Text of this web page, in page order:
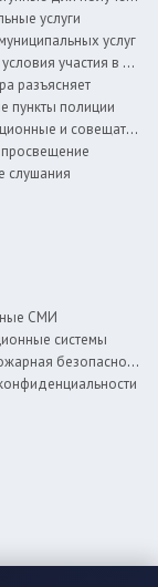
услуги
услуг
в жилищных программах
разъясняет
пункты полиции
и совещательные органы
слушания
СМИ
системы
безопасность